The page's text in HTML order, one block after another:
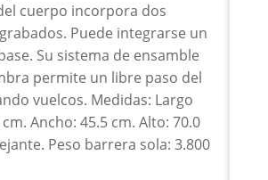
cuerpo incorpora dos
Puede integrarse un
Su sistema de ensamble
permite un libre paso del
vuelcos. Medidas: Largo
Ancho: 45.5 cm. Alto: 70.0
Peso barrera sola: 3.800